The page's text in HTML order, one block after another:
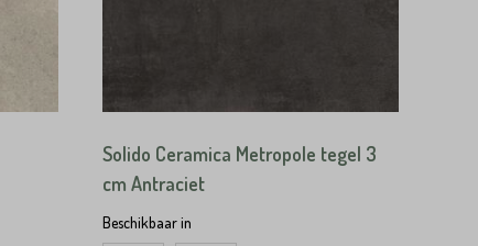
Solido Ceramica Metropole tegel 3
cm Antraciet
Beschikbaar in